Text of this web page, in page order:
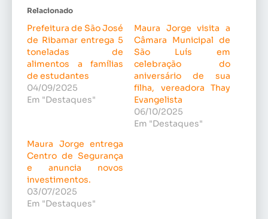
Relacionado
Prefeitura de São José
de Ribamar entrega 5
toneladas de
alimentos a famílias
de estudantes
04/09/2025
Em "Destaques"
Maura Jorge visita a
Câmara Municipal de
São Luís em
celebração do
aniversário de sua
filha, vereadora Thay
Evangelista
06/10/2025
Em "Destaques"
Maura Jorge entrega
Centro de Segurança
e anuncia novos
investimentos.
03/07/2025
Em "Destaques"